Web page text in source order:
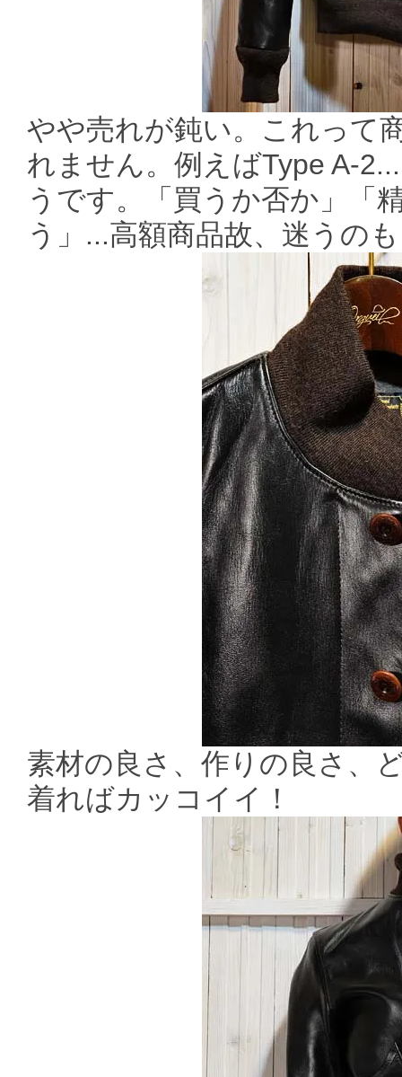
やや売れが鈍い。これって
れません。例えばType A-
うです。「買うか否か」「
う」...高額商品故、迷うの
素材の良さ、作りの良さ、
着ればカッコイイ！